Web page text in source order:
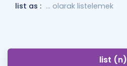
list as : ... olarak listelemek
list (n)